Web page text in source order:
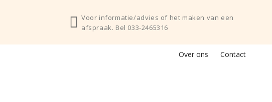
Voor informatie/advies of het maken van een
afspraak. Bel 033-2465316
Over ons Contact